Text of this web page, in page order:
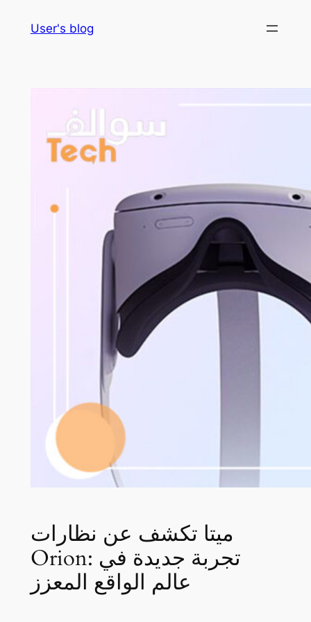
User's blog
ميتا تكشف عن نظارات
Orion: تجربة جديدة في
عالم الواقع المعزز